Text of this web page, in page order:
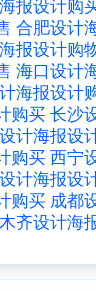
报设计购
合肥设计
报设计购
海口设计
海报设计
购买 长沙
计海报设
购买 西宁
计海报设
购买 成都
齐设计海